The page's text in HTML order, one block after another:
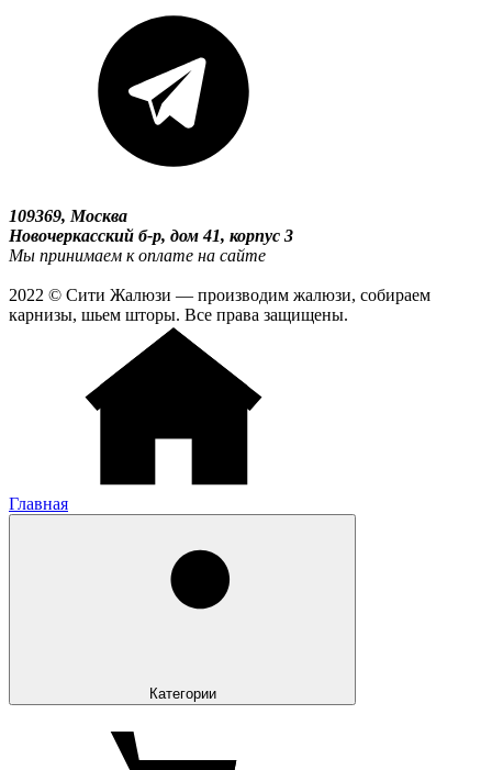
109369, Москва
Новочеркасский б-р, дом 41, корпус 3
Мы принимаем к оплате на сайте
2022 © Сити Жалюзи — производим жалюзи, собираем
карнизы, шьем шторы. Все права защищены.
Главная
Категории